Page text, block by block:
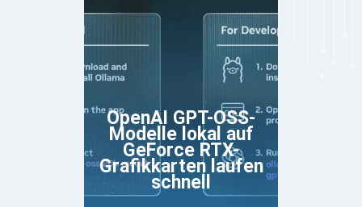
OpenAI GPT-OSS-
Modelle lokal auf
GeForce RTX-
Grafikkarten laufen
schnell